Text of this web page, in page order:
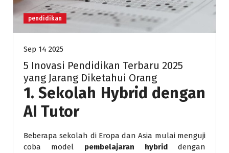
pendidikan
Sep 14 2025
5 Inovasi Pendidikan Terbaru 2025
yang Jarang Diketahui Orang
1.Sekolah Hybrid dengan
AI Tutor
Beberapa sekolah di Eropa dan Asia mulai menguji
coba model pembelajaran hybriddengan